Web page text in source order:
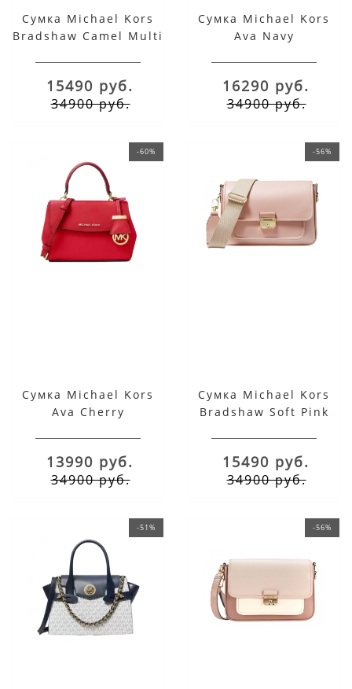
Сумка Michael Kors
Bradshaw Camel Multi
15490 руб.
34900 руб.
Сумка Michael Kors
Ava Navy
16290 руб.
34900 руб.
-60%
Сумка Michael Kors
Ava Cherry
13990 руб.
34900 руб.
-56%
Сумка Michael Kors
Bradshaw Soft Pink
15490 руб.
34900 руб.
-51% -56%